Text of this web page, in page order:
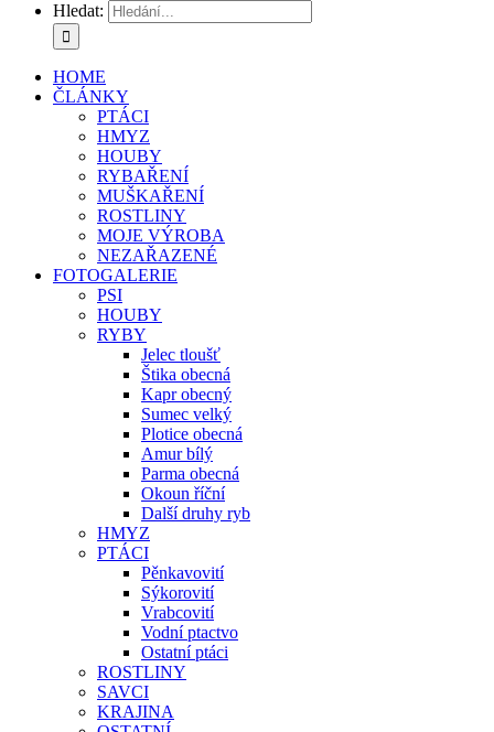
Hledat:
HOME
ČLÁNKY
PTÁCI
HMYZ
HOUBY
RYBAŘENÍ
MUŠKAŘENÍ
ROSTLINY
MOJE VÝROBA
NEZAŘAZENÉ
FOTOGALERIE
PSI
HOUBY
RYBY
Jelec tloušť
Štika obecná
Kapr obecný
Sumec velký
Plotice obecná
Amur bílý
Parma obecná
Okoun říční
Další druhy ryb
HMYZ
PTÁCI
Pěnkavovití
Sýkorovití
Vrabcovití
Vodní ptactvo
Ostatní ptáci
ROSTLINY
SAVCI
KRAJINA